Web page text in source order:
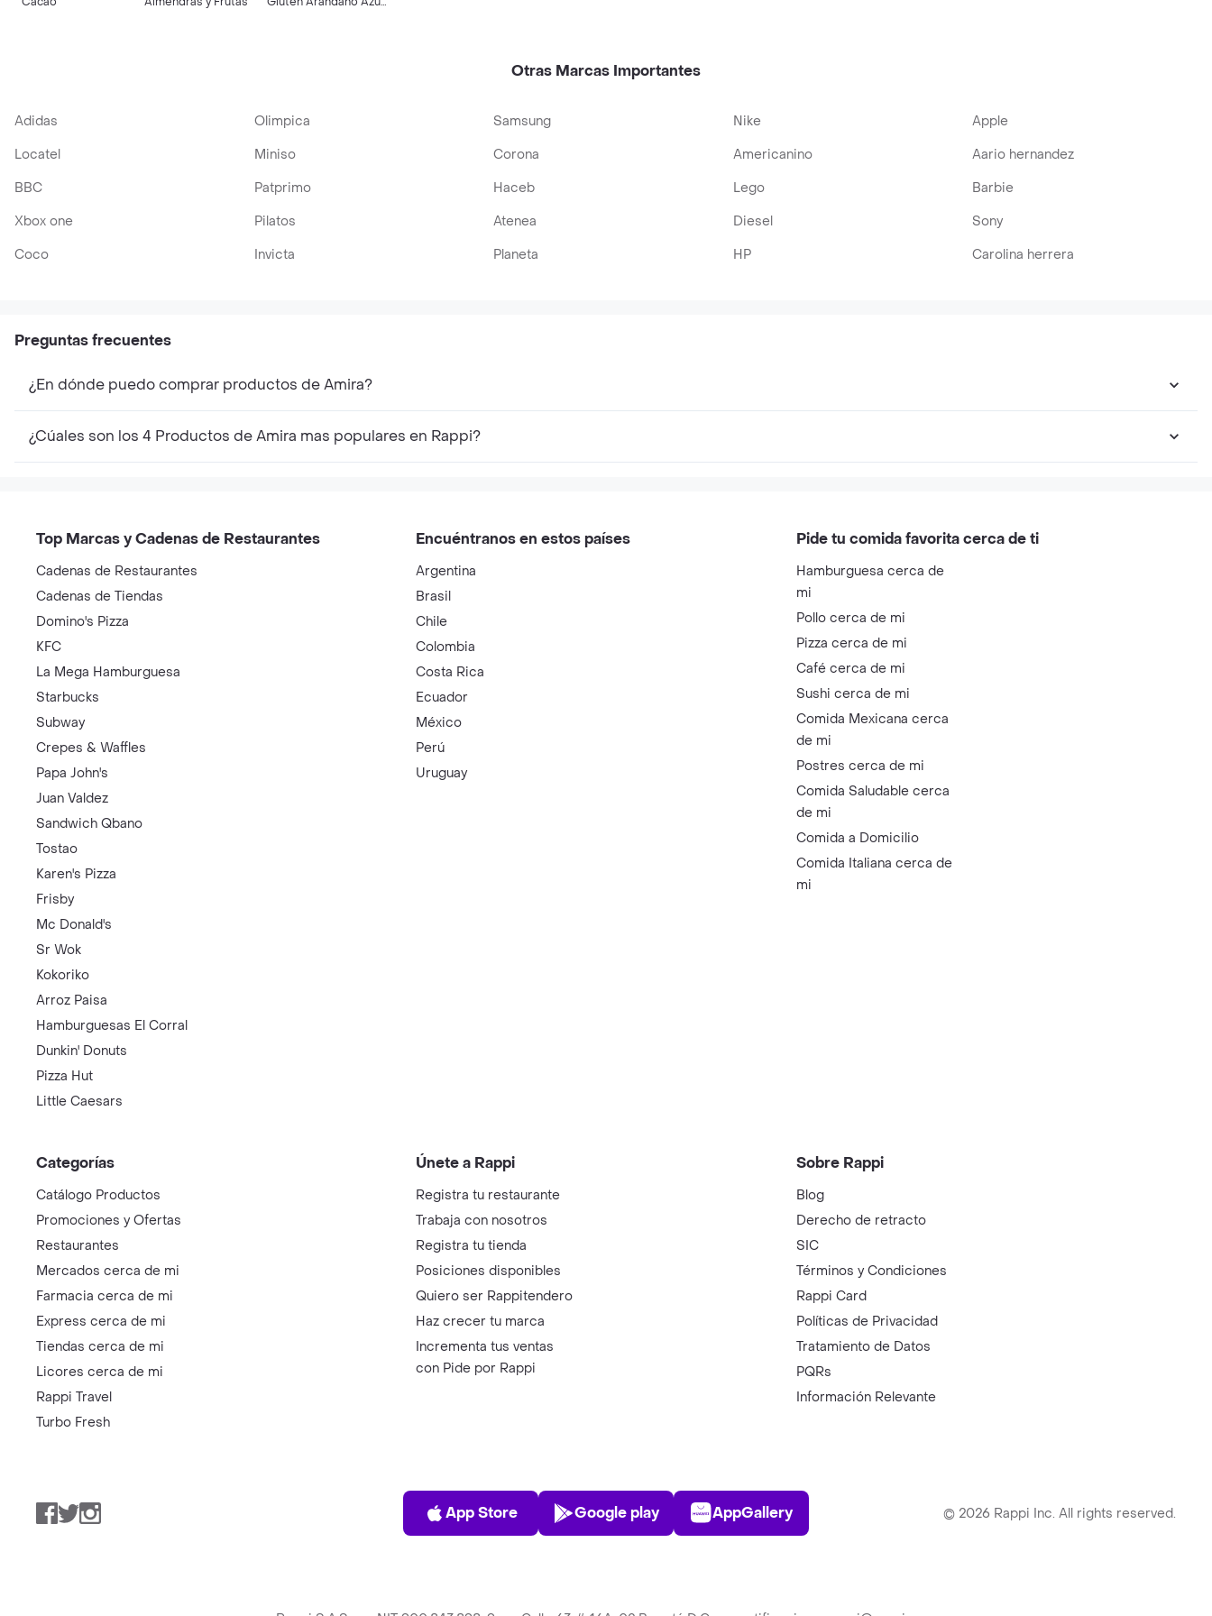
Otras Marcas Importantes
Adidas Olimpica Samsung Nike
Apple
Locatel
Miniso Corona Americanino
Aario hernandez
BBC
Patprimo Haceb Lego
Barbie
Xbox one
Pilatos Atenea Diesel
Sony
Coco
Invicta Planeta HP Carolina herrera
Preguntas frecuentes
¿En dónde puedo comprar productos de Amira?
¿Cúales son los 4 Productos de Amira mas populares en Rappi?
Top Marcas y Cadenas de Restaurantes
Cadenas de Restaurantes
Cadenas de Tiendas
Domino's Pizza
KFC
La Mega Hamburguesa
Starbucks
Subway
Crepes & Waffles
Papa John's
Juan Valdez
Sandwich Qbano
Tostao
Karen's Pizza
Frisby
Mc Donald's
Sr Wok
Kokoriko
Arroz Paisa
Hamburguesas El Corral
Dunkin' Donuts
Pizza Hut
Little Caesars
Encuéntranos en estos países
Argentina
Brasil
Chile
Colombia
Costa Rica
Ecuador
México
Perú
Uruguay
Pide tu comida favorita cerca de ti
Hamburguesa cerca de
mi
Pollo cerca de mi
Pizza cerca de mi
Café cerca de mi
Sushi cerca de mi
Comida Mexicana cerca
de mi
Postres cerca de mi
Comida Saludable cerca
de mi
Comida a Domicilio
Comida Italiana cerca de
mi
Categorías
Catálogo Productos
Promociones y Ofertas
Restaurantes
Mercados cerca de mi
Farmacia cerca de mi
Express cerca de mi
Tiendas cerca de mi
Licores cerca de mi
Rappi Travel
Turbo Fresh
Únete a Rappi
Registra tu restaurante
Trabaja con nosotros
Registra tu tienda
Posiciones disponibles
Quiero ser Rappitendero
Haz crecer tu marca
Incrementa tus ventas
con Pide por Rappi
Sobre Rappi
Blog
Derecho de retracto
SIC
Términos y Condiciones
Rappi Card
Políticas de Privacidad
Tratamiento de Datos
PQRs
Información Relevante
Facebook
TwitterInstagram
App Store
App Store
Play Store
Google play
AppGallery
AppGallery © 2026 Rappi Inc. All rights reserved.